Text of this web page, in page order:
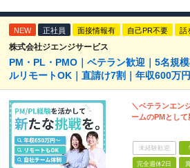
NEW 正社員 面接情報有 自己PR不要 話
株式会社ジエンジサービス
PM・PL・PMO｜ベテラン歓迎｜5名規
ルリモートOK｜直請け7割｜年収600万
＼ベテランエン
ームのPMとし
未経験歓迎
完全週休2日